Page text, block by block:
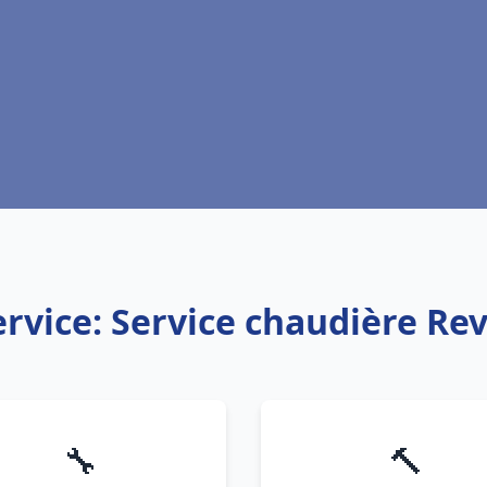
Service chaudière
🔧 🔨